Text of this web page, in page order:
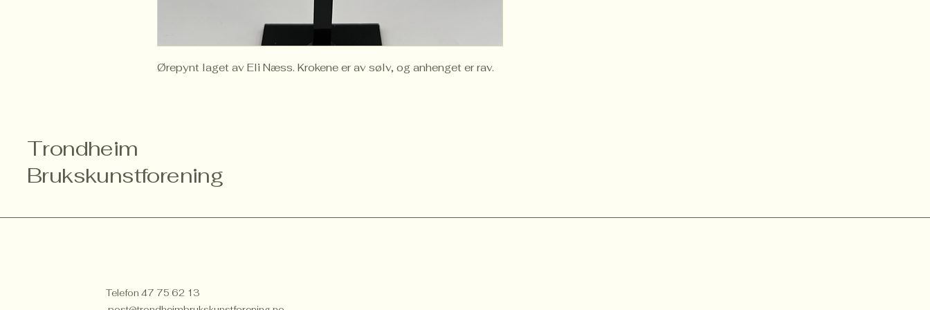
Ørepynt laget av Eli Næss. Krokene er av sølv, og anhenget er rav.
Trondheim
Brukskunstforening
Telefon 47 75 62 13